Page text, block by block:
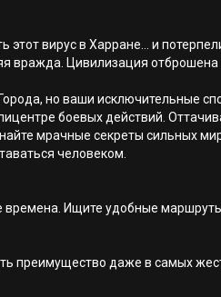
этот вирус в Харране... и
вражда. Цивилизация
но ваши исключительные
боевых действий.
мрачные секреты сильных
человеком.
Ищите удобные
преимущество даже в самых